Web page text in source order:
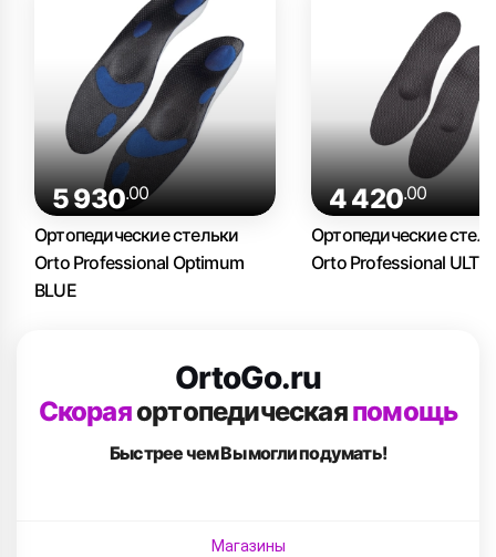
5 930.00
Ортопедические стельки
Orto Professional Optimum
BLUE
4 420.00
Ортопедические
Orto Professional
OrtoGo.ru
Скораяортопедическаяпомощь
Быстрее чем Вымогли подумать!
Магазины